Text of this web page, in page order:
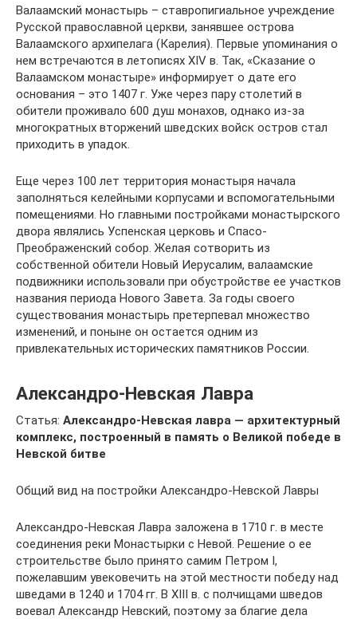
Валаамский монастырь – ставропигиальное учреждение
Русской православной церкви, занявшее острова
Валаамского архипелага (Карелия). Первые упоминания о
нем встречаются в летописях XIV в. Так, «Сказание о
Валаамском монастыре» информирует о дате его
основания – это 1407 г. Уже через пару столетий в
обители проживало 600 душ монахов, однако из-за
многократных вторжений шведских войск остров стал
приходить в упадок.
Еще через 100 лет территория монастыря начала
заполняться келейными корпусами и вспомогательными
помещениями. Но главными постройками монастырского
двора являлись Успенская церковь и Спасо-
Преображенский собор. Желая сотворить из
собственной обители Новый Иерусалим, валаамские
подвижники использовали при обустройстве ее участков
названия периода Нового Завета. За годы своего
существования монастырь претерпевал множество
изменений, и поныне он остается одним из
привлекательных исторических памятников России.
Александро-Невская Лавра
Статья: Александро-Невская лавра — архитектурный
комплекс, построенный в память о Великой победе в
Невской битве
Общий вид на постройки Александро-Невской Лавры
Александро-Невская Лавра заложена в 1710 г. в месте
соединения реки Монастырки с Невой. Решение о ее
строительстве было принято самим Петром I,
пожелавшим увековечить на этой местности победу над
шведами в 1240 и 1704 гг. В XIII в. с полчищами шведов
воевал Александр Невский, поэтому за благие дела